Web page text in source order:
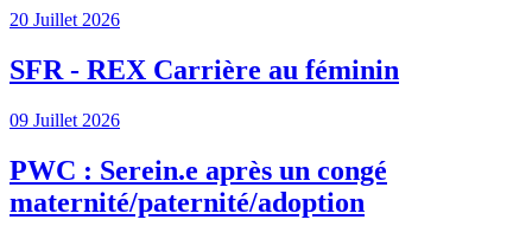
20 Juillet 2026
SFR - REX Carrière au féminin
09 Juillet 2026
PWC : Serein.e après un congé
maternité/paternité/adoption